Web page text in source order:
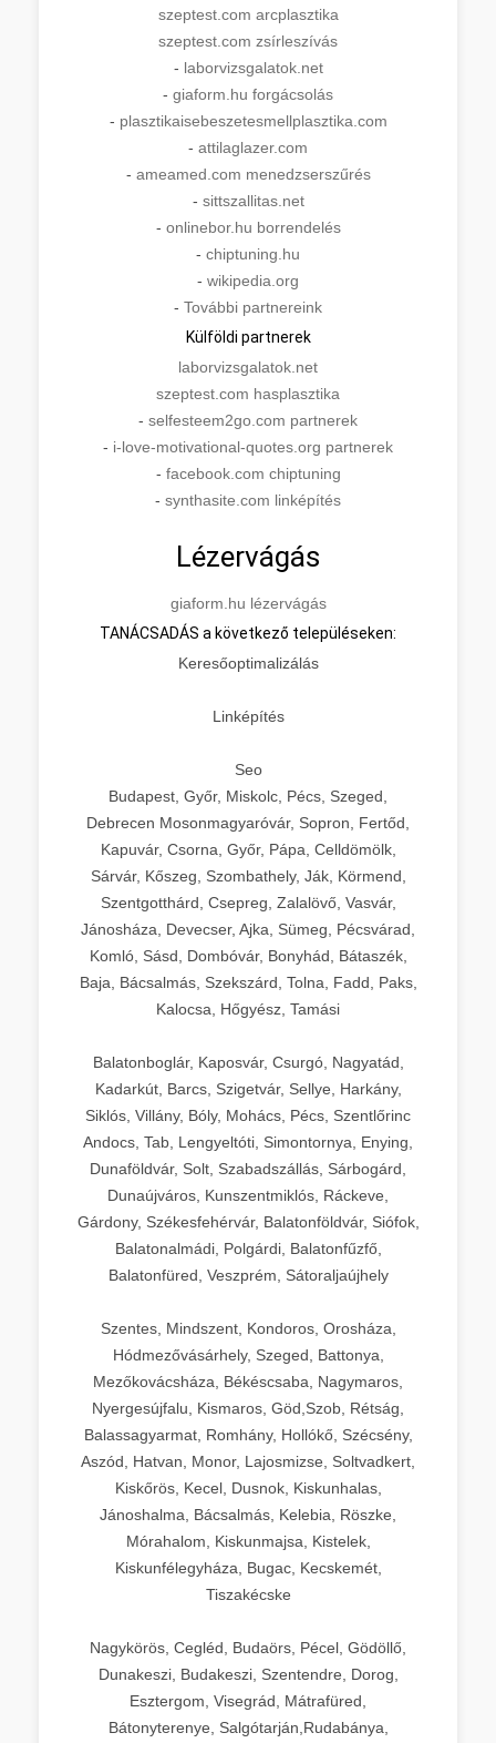
szeptest.com arcplasztika
szeptest.com zsírleszívás
- laborvizsgalatok.net
- giaform.hu forgácsolás
- plasztikaisebeszetesmellplasztika.com
- attilaglazer.com
- ameamed.com menedzserszűrés
- sittszallitas.net
- onlinebor.hu borrendelés
- chiptuning.hu
- wikipedia.org
- További partnereink
Külföldi partnerek
laborvizsgalatok.net
szeptest.com hasplasztika
- selfesteem2go.com partnerek
- i-love-motivational-quotes.org partnerek
- facebook.com chiptuning
- synthasite.com linképítés
Lézervágás
giaform.hu lézervágás
TANÁCSADÁS a következő településeken:
Keresőoptimalizálás
Linképítés
Seo
Budapest, Győr, Miskolc, Pécs, Szeged,
Debrecen Mosonmagyaróvár, Sopron, Fertőd,
Kapuvár, Csorna, Győr, Pápa, Celldömölk,
Sárvár, Kőszeg, Szombathely, Ják, Körmend,
Szentgotthárd, Csepreg, Zalalövő, Vasvár,
Jánosháza, Devecser, Ajka, Sümeg, Pécsvárad,
Komló, Sásd, Dombóvár, Bonyhád, Bátaszék,
Baja, Bácsalmás, Szekszárd, Tolna, Fadd, Paks,
Kalocsa, Hőgyész, Tamási
Balatonboglár, Kaposvár, Csurgó, Nagyatád,
Kadarkút, Barcs, Szigetvár, Sellye, Harkány,
Siklós, Villány, Bóly, Mohács, Pécs, Szentlőrinc
Andocs, Tab, Lengyeltóti, Simontornya, Enying,
Dunaföldvár, Solt, Szabadszállás, Sárbogárd,
Dunaújváros, Kunszentmiklós, Ráckeve,
Gárdony, Székesfehérvár, Balatonföldvár, Siófok,
Balatonalmádi, Polgárdi, Balatonfűzfő,
Balatonfüred, Veszprém, Sátoraljaújhely
Szentes, Mindszent, Kondoros, Orosháza,
Hódmezővásárhely, Szeged, Battonya,
Mezőkovácsháza, Békéscsaba, Nagymaros,
Nyergesújfalu, Kismaros, Göd,Szob, Rétság,
Balassagyarmat, Romhány, Hollókő, Szécsény,
Aszód, Hatvan, Monor, Lajosmizse, Soltvadkert,
Kiskőrös, Kecel, Dusnok, Kiskunhalas,
Jánoshalma, Bácsalmás, Kelebia, Röszke,
Mórahalom, Kiskunmajsa, Kistelek,
Kiskunfélegyháza, Bugac, Kecskemét,
Tiszakécske
Nagykörös, Cegléd, Budaörs, Pécel, Gödöllő,
Dunakeszi, Budakeszi, Szentendre, Dorog,
Esztergom, Visegrád, Mátrafüred,
Bátonyterenye, Salgótarján,Rudabánya,